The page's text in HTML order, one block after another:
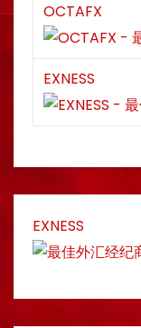
OCTAFX
EXNESS
EXNESS